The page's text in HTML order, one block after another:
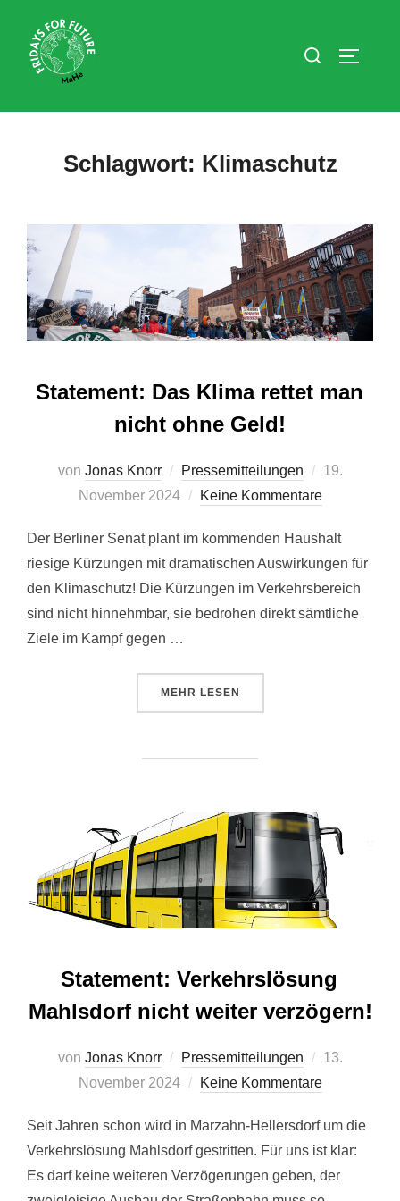
Inhalt
springen
Suchen
Schlagwort: Klimaschutz
Statement: Das Klima rettet man
nicht ohne Geld!
von Jonas Knorr Pressemitteilungen
am
19.
November 2024
Keine Kommentare
Der Berliner Senat plant im kommenden Haushalt
riesige Kürzungen mit dramatischen Auswirkungen für
den Klimaschutz! Die Kürzungen im Verkehrsbereich
sind nicht hinnehmbar, sie bedrohen direkt sämtliche
Ziele im Kampf gegen …
MEHR ÜBER „STATEMENT: DAS KLIMA
LESEN
Statement: Verkehrslösung
Mahlsdorf nicht weiter verzögern!
von Jonas Knorr Pressemitteilungen
am
13.
November 2024
Keine Kommentare
Seit Jahren schon wird in Marzahn-Hellersdorf um die
Verkehrslösung Mahlsdorf gestritten. Für uns ist klar:
Es darf keine weiteren Verzögerungen geben, der